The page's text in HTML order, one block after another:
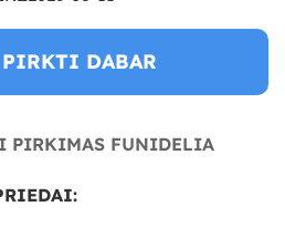
PIRKTI DABAR
PIRKIMAS FUNIDELIA